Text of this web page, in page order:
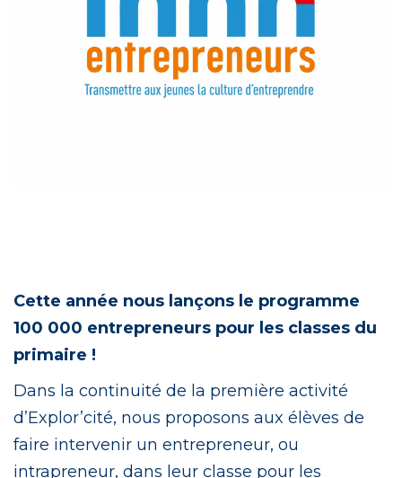
Cette année nous lançons le programme
100 000 entrepreneurs pour les classes du
primaire !
Dans la continuité de la première activité
d’Explor’cité, nous proposons aux élèves de
faire intervenir un entrepreneur, ou
intrapreneur, dans leur classe pour les